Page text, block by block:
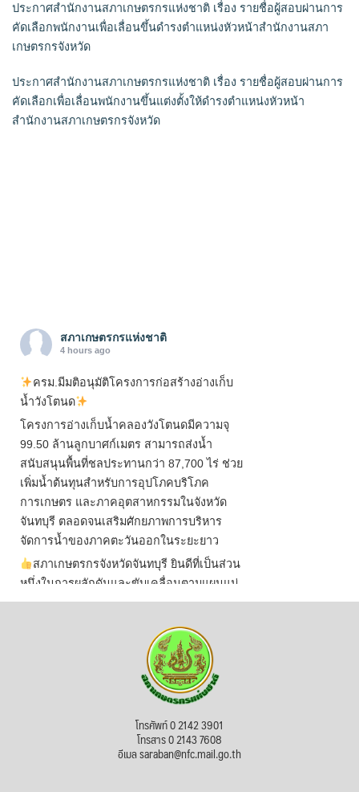
ประกาศสำนักงานสภาเกษตรกรแห่งชาติ เรื่อง รายชื่อผู้สอบผ่านการ
คัดเลือกพนักงานเพื่อเลื่อนขึ้นดำรงตำแหน่งหัวหน้าสำนักงานสภา
เกษตรกรจังหวัด
ประกาศสำนักงานสภาเกษตรกรแห่งชาติ เรื่อง รายชื่อผู้สอบผ่านการ
คัดเลือกเพื่อเลื่อนพนักงานขึ้นแต่งตั้งให้ดำรงตำแหน่งหัวหน้า
สำนักงานสภาเกษตรกรจังหวัด
สภาเกษตรกรแห่งชาติ
4 hours ago
ครม.มีมติอนุมัติโครงการก่อสร้างอ่างเก็บ
น้ำวังโตนด
โครงการอ่างเก็บน้ำคลองวังโตนดมีความจุ
99.50 ล้านลูกบาศก์เมตร สามารถส่งน้ำ
สนับสนุนพื้นที่ชลประทานกว่า 87,700 ไร่ ช่วย
เพิ่มน้ำต้นทุนสำหรับการอุปโภคบริโภค
การเกษตร และภาคอุตสาหกรรมในจังหวัด
จันทบุรี ตลอดจนเสริมศักยภาพการบริหาร
จัดการน้ำของภาคตะวันออกในระยะยาว
สภาเกษตรกรจังหวัดจันทบุรี ยินดีที่เป็นส่วน
หนึ่งในการผลักดันและขับเคลื่อนตามแผนแม่
บทเพื่อพั ...See More
ไม่สามารถดูเนื้อหานี้ได้ในขณะนี้
สภาเกษตรกรแห่งชาติ
กรมการค้าต่างประเทศ กระทรวงพาณิชย์ เปิด
โทรศัพท์ 0 2142 3901
โทรสาร 0 2143 7608
อีเมล saraban@nfc.mail.go.th